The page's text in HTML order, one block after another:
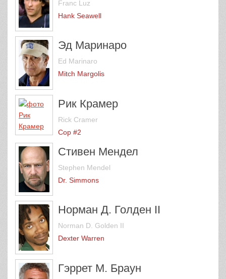
Franc Luz
Hank Seawell
Эд Маринаро
Ed Marinaro
Mitch Margolis
Рик Крамер
Rick Cramer
Cop #2
Стивен Мендел
Stephen Mendel
Dr. Simmons
Норман Д. Голден II
Norman D. Golden II
Dexter Warren
Гэррет М. Браун